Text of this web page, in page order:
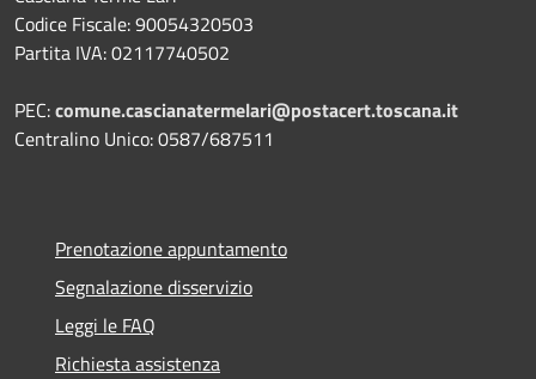
Codice Fiscale: 90054320503
Partita IVA: 02117740502
PEC:comune.cascianatermelari@postacert.toscana.it
Centralino Unico: 0587/687511
Prenotazione appuntamento
Segnalazione disservizio
Leggi le FAQ
Richiesta assistenza